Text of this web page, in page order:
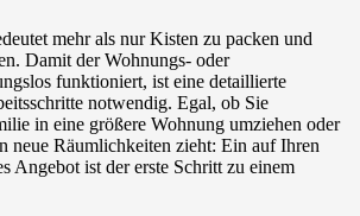
mehr als nur Kisten zu packen und
Damit der Wohnungs- oder
funktioniert, ist eine detaillierte
notwendig. Egal, ob Sie
in eine größere Wohnung umziehen oder
neue Räumlichkeiten zieht: Ein auf Ihren
Angebot ist der erste Schritt zu einem